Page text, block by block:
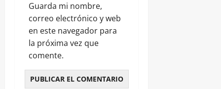
Guarda mi nombre,
correo electrónico y web
en este navegador para
la próxima vez que
comente.